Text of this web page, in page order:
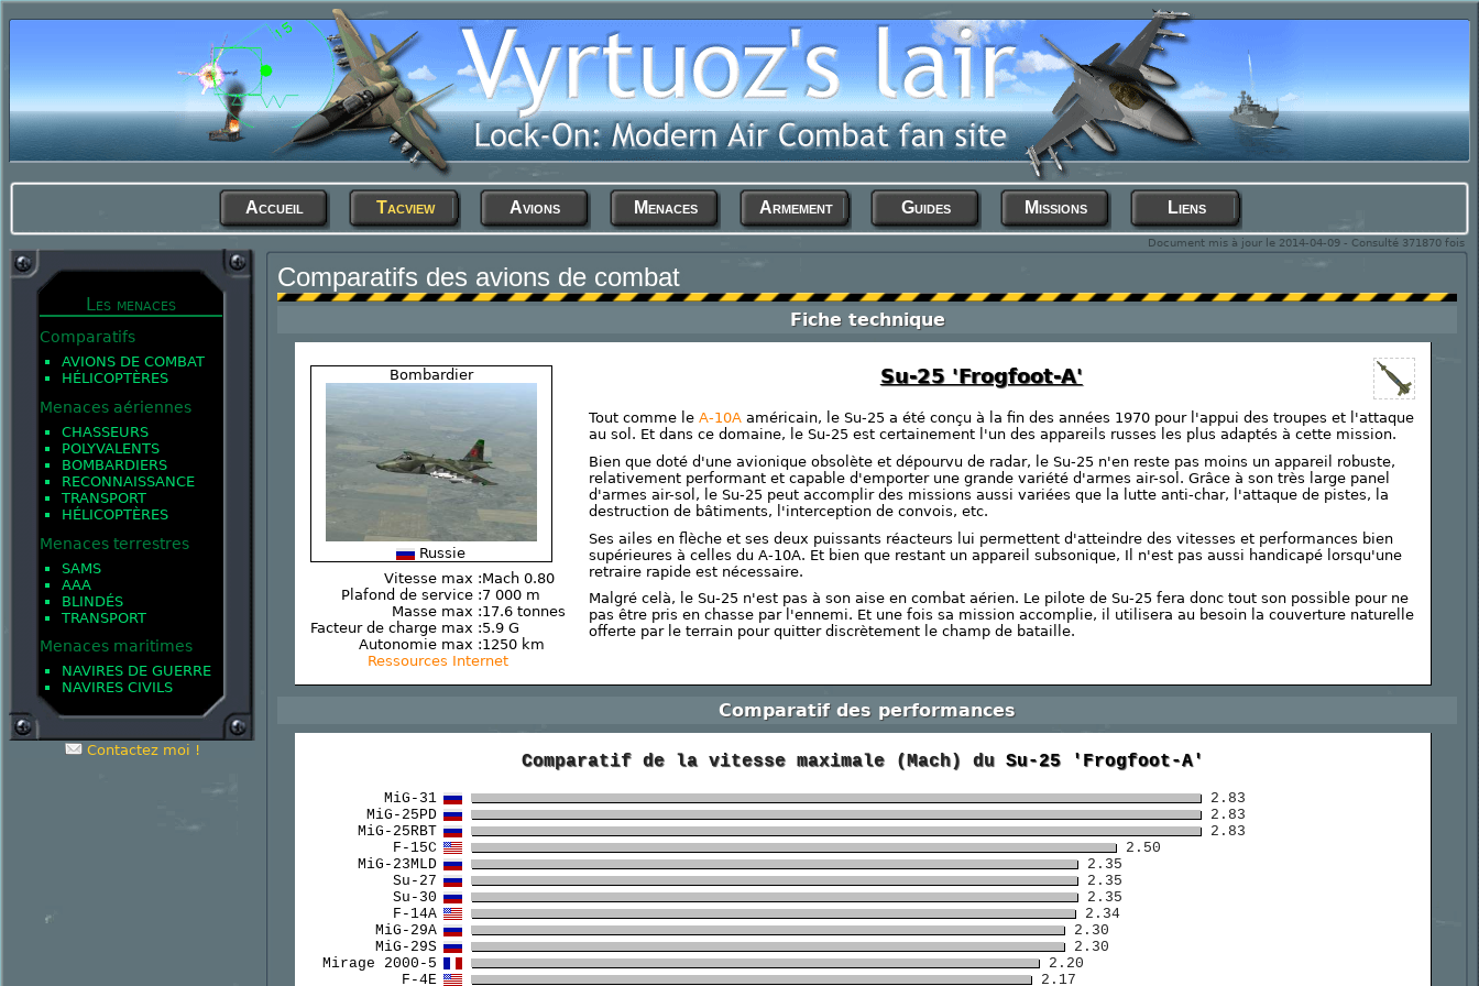
Accueil Tacview Avions Menaces Armement Guides Missions Liens
Document mis à jour le 2014-04-09 - Consulté 371870 fois
Les menaces
Comparatifs
AVIONS DE COMBAT
HÉLICOPTÈRES
Menaces aériennes
CHASSEURS
POLYVALENTS
BOMBARDIERS
RECONNAISSANCE
TRANSPORT
HÉLICOPTÈRES
Menaces terrestres
SAMS
AAA
BLINDÉS
TRANSPORT
Menaces maritimes
NAVIRES DE GUERRE
NAVIRES CIVILS
Contactez moi !
Comparatifs des avions de combat
Fiche technique
Bombardier
Russie
Vitesse max :Mach 0.80
Plafond de service :7 000 m
Masse max :17.6 tonnes
Facteur de charge max :5.9 G
Autonomie max :1250 km
Ressources Internet
Su-25 'Frogfoot-A'
Tout comme leA-10A américain, le Su-25 a été conçu à la fin des années 1970 pour l'appui des troupes et l'attaque
au sol. Et dans ce domaine, le Su-25 est certainement l'un des appareils russes les plus adaptés à cette mission.
Bien que doté d'une avionique obsolète et dépourvu de radar, le Su-25 n'en reste pas moins un appareil robuste,
relativement performant et capable d'emporter une grande variété d'armes air-sol. Grâce à son très large panel
d'armes air-sol, le Su-25 peut accomplir des missions aussi variées que la lutte anti-char, l'attaque de pistes, la
destruction de bâtiments, l'interception de convois, etc.
Ses ailes en flèche et ses deux puissants réacteurs lui permettent d'atteindre des vitesses et performances bien
supérieures à celles du A-10A. Et bien que restant un appareil subsonique, Il n'est pas aussi handicapé lorsqu'une
retraire rapide est nécessaire.
Malgré celà, le Su-25 n'est pas à son aise en combat aérien. Le pilote de Su-25 fera donc tout son possible pour ne
pas être pris en chasse par l'ennemi. Et une fois sa mission accomplie, il utilisera au besoin la couverture naturelle
offerte par le terrain pour quitter discrètement le champ de bataille.
Comparatif des performances
Comparatif de la vitesse maximale (Mach) duSu-25 'Frogfoot-A'
MiG-31
2.83
MiG-25PD
2.83
MiG-25RBT
2.83
F-15C
2.50
MiG-23MLD
2.35
Su-27
2.35
Su-30
2.35
F-14A
2.34
MiG-29A
2.30
MiG-29S
2.30
Mirage 2000-5
2.20
F-4E
2.17